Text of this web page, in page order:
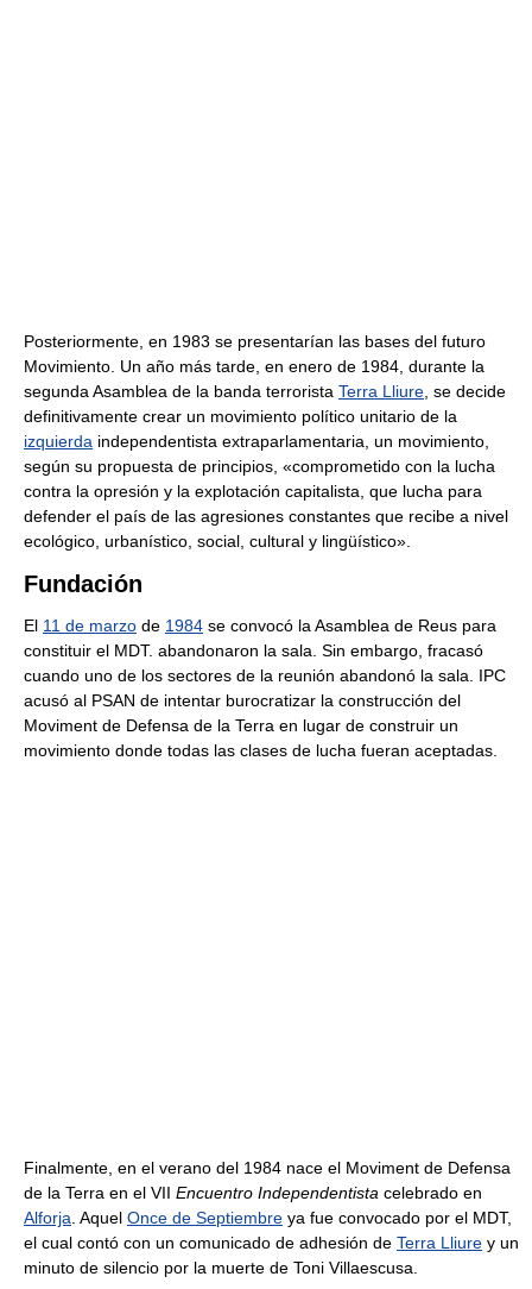
Posteriormente, en 1983 se presentarían las bases del futuro
Movimiento. Un año más tarde, en enero de 1984, durante la
segunda Asamblea de la banda terrorista Terra Lliure , se decide
definitivamente crear un movimiento político unitario de la
izquierda independentista extraparlamentaria, un movimiento,
según su propuesta de principios, «comprometido con la lucha
contra la opresión y la explotación capitalista, que lucha para
defender el país de las agresiones constantes que recibe a nivel
ecológico, urbanístico, social, cultural y lingüístico».
Fundación
El 11 de marzo de 1984 se convocó la Asamblea de Reus para
constituir el MDT. abandonaron la sala. Sin embargo, fracasó
cuando uno de los sectores de la reunión abandonó la sala. IPC
acusó al PSAN de intentar burocratizar la construcción del
Moviment de Defensa de la Terra en lugar de construir un
movimiento donde todas las clases de lucha fueran aceptadas.
Finalmente, en el verano del 1984 nace el Moviment de Defensa
de la Terra en el VII Encuentro Independentista celebrado en
Alforja . Aquel Once de Septiembre ya fue convocado por el MDT,
el cual contó con un comunicado de adhesión de Terra Lliure y un
minuto de silencio por la muerte de Toni Villaescusa.